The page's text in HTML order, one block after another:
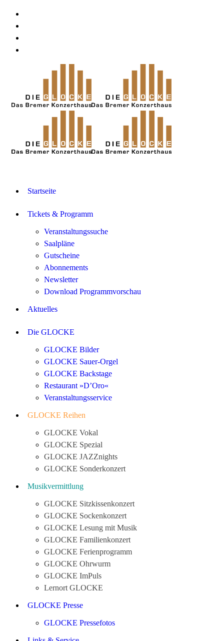
Startseite
Tickets & Programm
Veranstaltungssuche
Saalpläne
Gutscheine
Abonnements
Newsletter
Download Programmvorschau
Aktuelles
Die GLOCKE
GLOCKE Bilder
GLOCKE Sauer-Orgel
GLOCKE Backstage
Restaurant »D’Oro«
Veranstaltungsservice
GLOCKE Reihen
GLOCKE Vokal
GLOCKE Spezial
GLOCKE JAZZnights
GLOCKE Sonderkonzert
Musikvermittlung
GLOCKE Sitzkissenkonzert
GLOCKE Sockenkonzert
GLOCKE Lesung mit Musik
GLOCKE Familienkonzert
GLOCKE Ferienprogramm
GLOCKE Ohrwurm
GLOCKE ImPuls
Lernort GLOCKE
GLOCKE Presse
GLOCKE Pressefotos